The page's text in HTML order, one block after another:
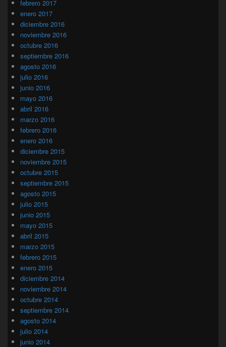
febrero 2017
enero 2017
diciembre 2016
noviembre 2016
octubre 2016
septiembre 2016
agosto 2016
julio 2016
junio 2016
mayo 2016
abril 2016
marzo 2016
febrero 2016
enero 2016
diciembre 2015
noviembre 2015
octubre 2015
septiembre 2015
agosto 2015
julio 2015
junio 2015
mayo 2015
abril 2015
marzo 2015
febrero 2015
enero 2015
diciembre 2014
noviembre 2014
octubre 2014
septiembre 2014
agosto 2014
julio 2014
junio 2014